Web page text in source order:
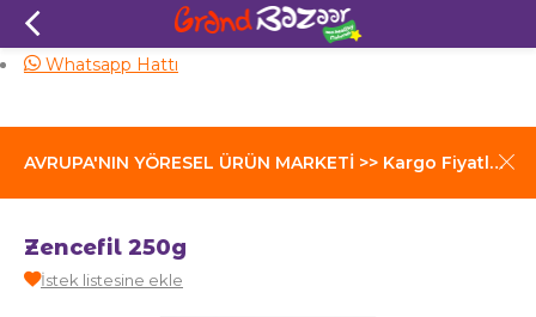
AVRUPA'NIN YÖRESEL ÜRÜN MARKETİ >> Kargo Fiyatları İçin Tıklayınız
Aynı Gün Kargo
Whatsapp Hattı
Zencefil 250g
İstek listesine ekle